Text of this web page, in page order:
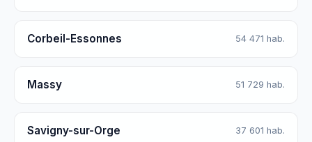
Corbeil-Essonnes 54 471 hab.
Massy 51 729 hab.
Savigny-sur-Orge 37 601 hab.